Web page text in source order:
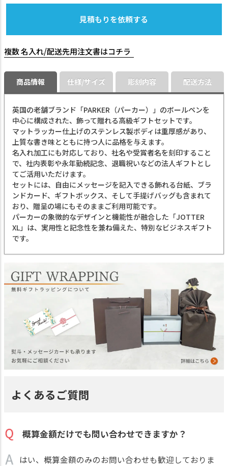
見積もりを依頼する
複数 名入れ/配送先用注文書はコチラ
商品情報
英国の老舗ブランド「PARKER（パーカー）」のボールペンを
中心に構成された、飾って贈れる高級ギフトセットです。
マットラッカー仕上げのステンレス製ボディは重厚感があり、
上質な書き味とともに持つ人に品格を与えます。
名入れ加工にも対応しており、社名や受賞者名を刻印すること
で、社内表彰や永年勤続記念、退職祝いなどの法人ギフトとし
てご活用いただけます。
セットには、自由にメッセージを記入できる飾れる台紙、ブラ
ンドカード、ギフトボックス、そして手提げバッグも含まれて
おり、贈呈の場にもそのままご利用可能です。
パーカーの象徴的なデザインと機能性が融合した「JOTTER
XL」は、実用性と記念性を兼ね備えた、特別なビジネスギフト
です。
仕様/サイズ 彫刻内容 配送方法
よくあるご質問
概算金額だけでも問い合わせできますか？
はい、概算金額のみのお問い合わせも歓迎しておりま